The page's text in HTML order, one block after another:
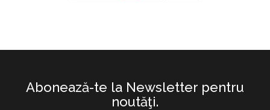
Abonează-te la Newsletter pentru
noutăţi.